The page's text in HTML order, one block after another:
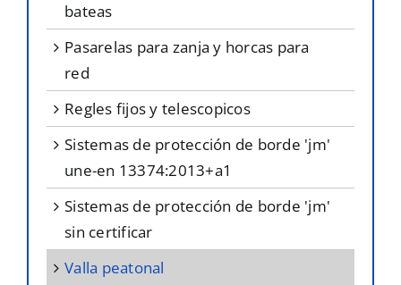
bateas
pasarelas para zanja y horcas para
red
regles fijos y telescopicos
sistemas de protección de borde 'jm'
une-en 13374:2013+a1
sistemas de protección de borde 'jm'
sin certificar
valla peatonal